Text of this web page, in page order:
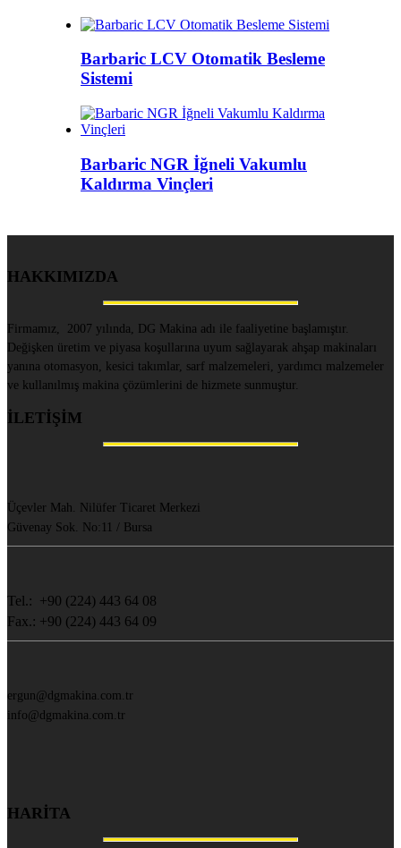
Barbaric LCV Otomatik Besleme
Sistemi
Barbaric NGR İğneli Vakumlu
Kaldırma Vinçleri
HAKKIMIZDA
Firmamız, 2007 yılında, DG Makina adı ile faaliyetine başlamıştır.
Değişken üretim ve piyasa koşullarına uyum sağlayarak ahşap makinaları
yanına otomasyon, kesici takımlar, sarf malzemeleri, yardımcı malzemeler
ve kullanılmış makina çözümlerini de hizmete sunmuştur.
İLETİŞİM
Üçevler Mah. Nilüfer Ticaret Merkezi
Güvenay Sok. No:11 / Bursa
Tel.: +90 (224) 443 64 08
Fax.: +90 (224) 443 64 09
ergun@dgmakina.com.tr
info@dgmakina.com.tr
HARİTA